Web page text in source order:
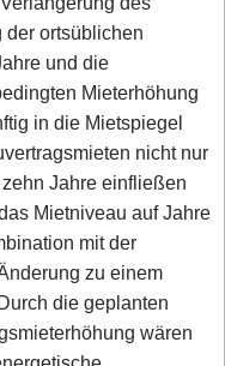
ortsüblichen
und die
Mieterhöhung
in die Mietspiegel
nicht nur
Jahre einfließen
Mietniveau auf Jahre
mit der
zu einem
die geplanten
wären